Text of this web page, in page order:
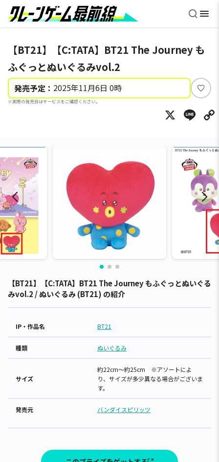
【BT21】【C:TATA】BT21 The Journey も
ふぐっとぬいぐるみvol.2
発売予定： 2025年11月6日 0時
※実際の発売日はサービスをご確認ください。
い
ね
X
【BT21】【C:TATA】BT21 The Journey もふぐっとぬいぐる
みvol.2 / ぬいぐるみ (BT21) の紹介
IP・作品名 BT21
種類 ぬいぐるみ
サイズ
約22cm～約25cm ※アソートによ
り、サイズが多少異なる場合がございま
す。
発売元 バンダイスピリッツ